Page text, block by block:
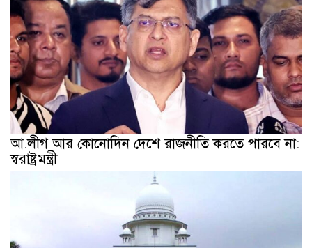
আ.লীগ আর কোনোদিন দেশে রাজনীতি করতে পারবে না:
স্বরাষ্ট্রমন্ত্রী